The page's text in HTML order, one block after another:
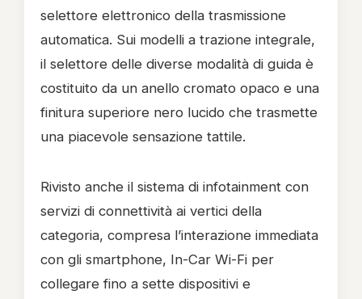
selettore elettronico della trasmissione
automatica. Sui modelli a trazione integrale,
il selettore delle diverse modalità di guida è
costituito da un anello cromato opaco e una
finitura superiore nero lucido che trasmette
una piacevole sensazione tattile.
Rivisto anche il sistema di infotainment con
servizi di connettività ai vertici della
categoria, compresa l’interazione immediata
con gli smartphone, In-Car Wi-Fi per
collegare fino a sette dispositivi e